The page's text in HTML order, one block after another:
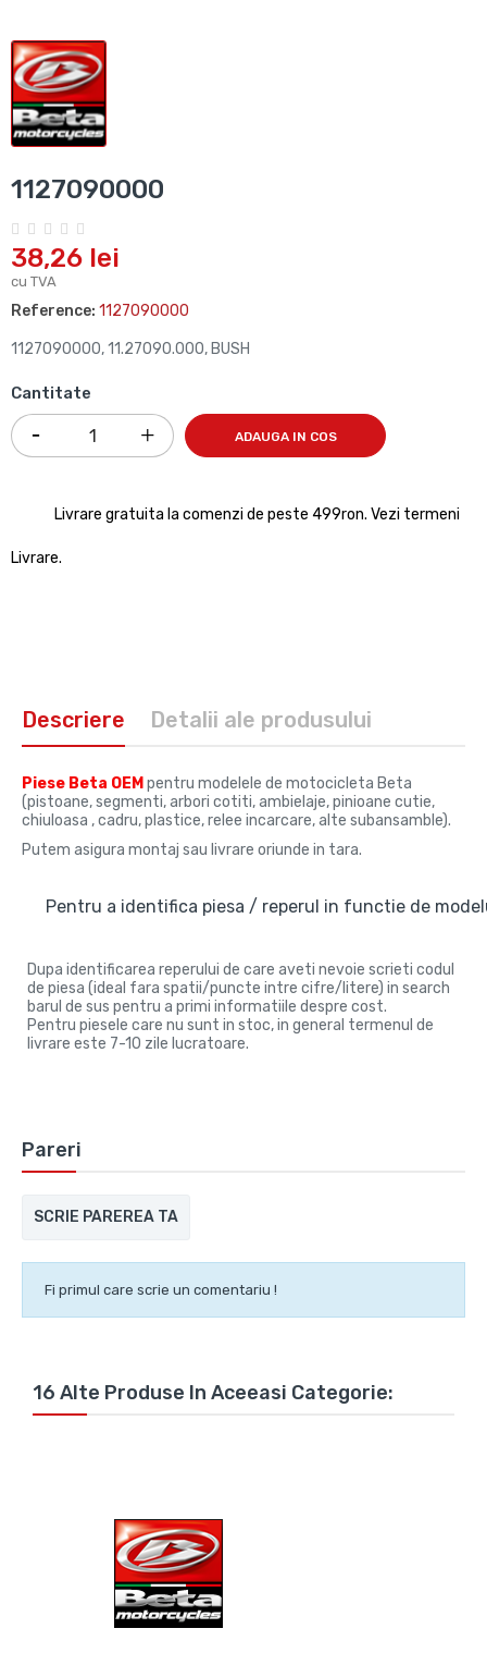
1127090000
38,26 lei
cu TVA
Reference: 1127090000
1127090000, 11.27090.000, BUSH
Cantitate
ADAUGA IN COS
Livrare gratuita la comenzi de peste 499ron. Vezi termeni
Livrare.
Descriere Detalii ale produsului
Piese Beta OEM pentru modelele de motocicleta Beta
(pistoane, segmenti, arbori cotiti, ambielaje, pinioane cutie,
chiuloasa , cadru, plastice, relee incarcare, alte subansamble).
Putem asigura montaj sau livrare oriunde in tara.
Pentru a identifica piesa / reperul in functie de
Dupa identificarea reperului de care aveti nevoie scrieti codul
de piesa (ideal fara spatii/puncte intre cifre/litere) in search
barul de sus pentru a primi informatiile despre cost.
Pentru piesele care nu sunt in stoc, in general termenul de
livrare este 7-10 zile lucratoare.
Pareri
SCRIE PAREREA TA
Fi primul care scrie un comentariu !
16 Alte Produse In Aceeasi Categorie: